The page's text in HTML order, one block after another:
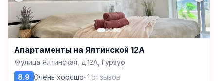
Апартаменты на Ялтинской 12А
улица Ялтинская, д.12А, Гурзуф
8.9 Очень хорошо· 1 отзывов